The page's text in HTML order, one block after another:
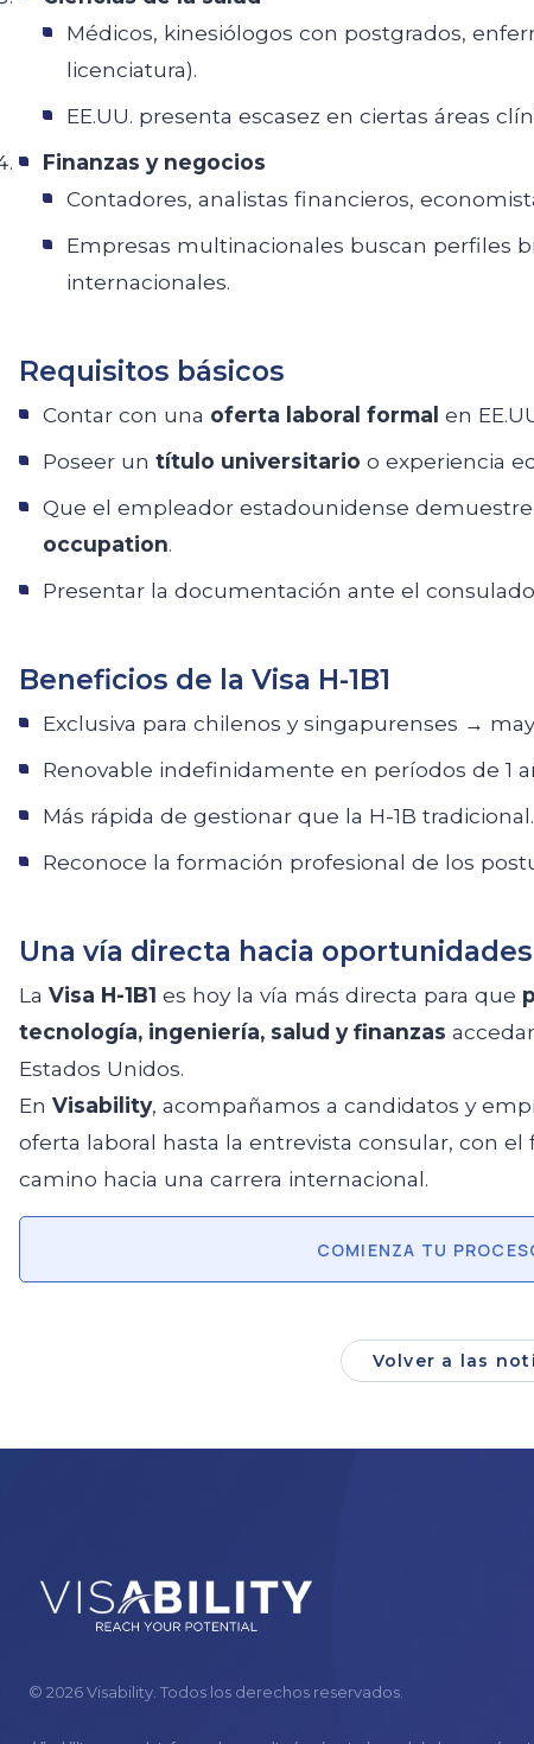
Médicos, kinesiólogos con postgrados,
licenciatura).
EE.UU. presenta escasez en ciertas áreas
Finanzas y negocios
Contadores, analistas financieros,
Empresas multinacionales buscan perfiles
internacionales.
Requisitos básicos
Contar con una oferta laboral formal en
Poseer un título universitario o experiencia
Que el empleador estadounidense
occupation.
Presentar la documentación ante el consulado
Beneficios de la Visa H-1B1
Exclusiva para chilenos y singapurenses →
Renovable indefinidamente en períodos de 1
Más rápida de gestionar que la H-1B tradicional.
Reconoce la formación profesional de los
Una vía directa hacia
La Visa H-1B1 es hoy la vía más directa para que
tecnología, ingeniería, salud y finanzas
Estados Unidos.
En Visability, acompañamos a candidatos y
oferta laboral hasta la entrevista consular, con
camino hacia una carrera internacional.
COMIENZA TU
Volver a las
© 2026 Visability. Todos los derechos reservados.